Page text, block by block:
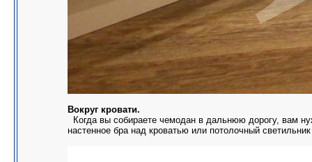
Вокруг кровати.
Когда вы собираете чемодан в дальнюю дорогу, вам
настенное бра над кроватью или потолочный